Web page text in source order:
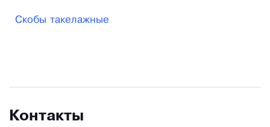
Скобы такелажные
Контакты